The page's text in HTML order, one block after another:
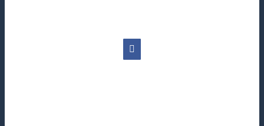
Facebook